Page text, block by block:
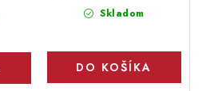
Skladom
DO KOŠÍKA